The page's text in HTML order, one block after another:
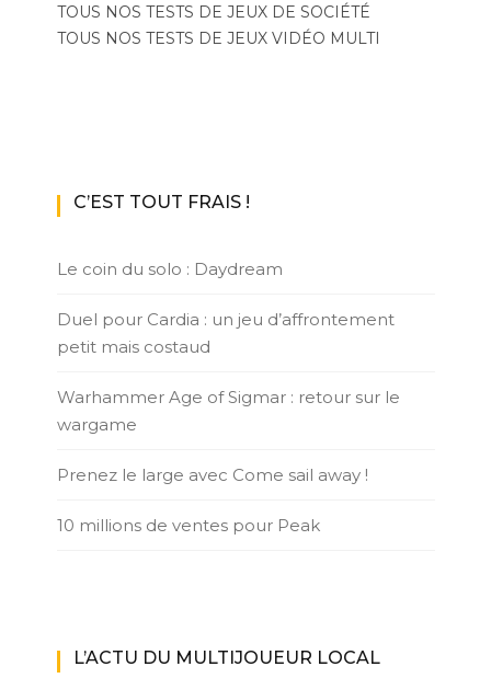
TOUS NOS TESTS DE JEUX DE SOCIÉTÉ
TOUS NOS TESTS DE JEUX VIDÉO MULTI
C’EST TOUT FRAIS !
Le coin du solo : Daydream
Duel pour Cardia : un jeu d’affrontement
petit mais costaud
Warhammer Age of Sigmar : retour sur le
wargame
Prenez le large avec Come sail away !
10 millions de ventes pour Peak
L’ACTU DU MULTIJOUEUR LOCAL